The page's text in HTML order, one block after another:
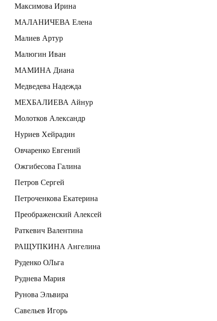
Максимова Ирина
МАЛАНИЧЕВА Елена
Малиев Артур
Малюгин Иван
МАМИНА Диана
Медведева Надежда
МЕХБАЛИЕВА Айнур
Молотков Александр
Нуриев Хейрадин
Овчаренко Евгений
Ожгибесова Галина
Петров Сергей
Петроченкова Екатерина
Преображенский Алексей
Раткевич Валентина
РАЩУПКИНА Ангелина
Руденко ОЛьга
Руднева Мария
Рунова Эльвира
Савельев Игорь